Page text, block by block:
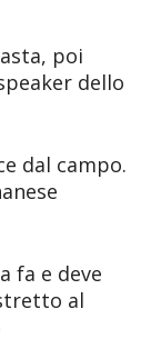
poi
dello
dal campo.
fa e deve
al